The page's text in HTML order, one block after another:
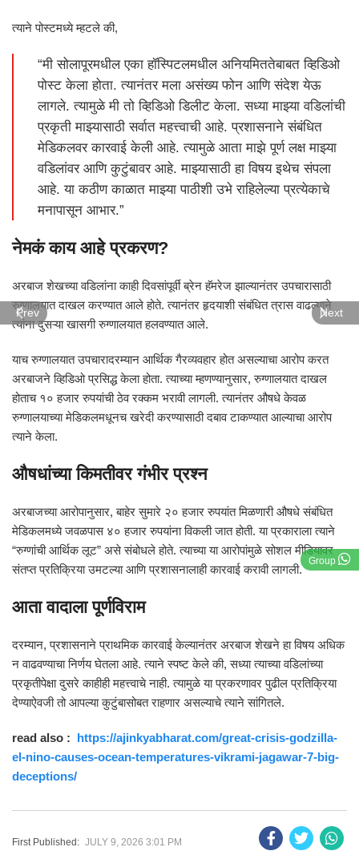
Group
त्याने पोस्टमध्ये म्हटले की,
“मी सोलापूरमधील एका हॉस्पिटलमधील अनियमिततेबाबत व्हिडिओ
पोस्ट केला होता. त्यानंतर मला असंख्य फोन आणि संदेश येऊ
लागले. त्यामुळे मी तो व्हिडिओ डिलीट केला. सध्या माझ्या वडिलांची
प्रकृती माझ्यासाठी सर्वात महत्त्वाची आहे. प्रशासनाने संबंधित
मेडिकलवर कारवाई केली आहे. त्यामुळे आता माझे पूर्ण लक्ष माझ्या
वडिलांवर आणि कुटुंबावर आहे. माझ्यासाठी हा विषय इथेच संपला
आहे. या कठीण काळात माझ्या पाठीशी उभे राहिलेल्या प्रत्येकाचे
मनापासून आभार.”
नेमकं काय आहे प्रकरण?
अरबाज शेखच्या वडिलांना काही दिवसांपूर्वी ब्रेन हॅमरेज झाल्यानंतर उपचारासाठी
रुग्णालयात दाखल करण्यात आले होते. त्यानंतर हृदयाशी संबंधित त्रास वाढल्याने
त्यांना दुसऱ्या खासगी रुग्णालयात हलवण्यात आले.
याच रुग्णालयात उपचारादरम्यान आर्थिक गैरव्यवहार होत असल्याचा आरोप करत
अरबाजने व्हिडिओ प्रसिद्ध केला होता. त्याच्या म्हणण्यानुसार, रुग्णालयात दाखल
होताच १० हजार रुपयांची ठेव रक्कम भरावी लागली. त्यानंतर औषधे केवळ
रुग्णालयाच्या मेडिकलमधूनच खरेदी करण्यासाठी दबाव टाकण्यात आल्याचा आरोप
त्याने केला.
औषधांच्या किमतीवर गंभीर प्रश्न
अरबाजच्या आरोपानुसार, बाहेर सुमारे २० हजार रुपयांत मिळणारी औषधे संबंधित
मेडिकलमध्ये जवळपास ४० हजार रुपयांना विकली जात होती. या प्रकाराला त्याने
“रुग्णांची आर्थिक लूट” असे संबोधले होते. त्याच्या या आरोपांमुळे सोशल मीडियावर
संतप्त प्रतिक्रिया उमटल्या आणि प्रशासनालाही कारवाई करावी लागली.
आता वादाला पूर्णविराम
दरम्यान, प्रशासनाने प्राथमिक कारवाई केल्यानंतर अरबाज शेखने हा विषय अधिक
न वाढवण्याचा निर्णय घेतला आहे. त्याने स्पष्ट केले की, सध्या त्याच्या वडिलांच्या
प्रकृतीपेक्षा दुसरे काहीही महत्त्वाचे नाही. त्यामुळे या प्रकरणावर पुढील प्रतिक्रिया
देण्याऐवजी तो आपल्या कुटुंबासोबत राहणार असल्याचे त्याने सांगितले.
read also : https://ajinkyabharat.com/great-crisis-godzilla-
el-nino-causes-ocean-temperatures-vikrami-jagawar-7-big-
deceptions/
First Published: JULY 9, 2026 3:01 PM
Prev Next